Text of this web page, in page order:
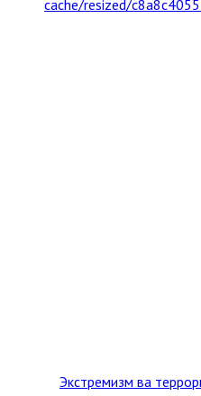
Экстремизм ва